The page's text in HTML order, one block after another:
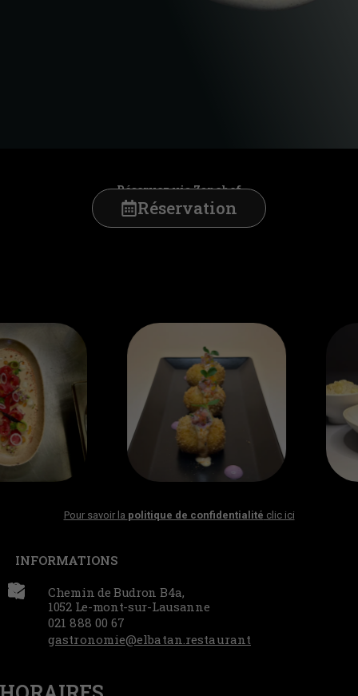
Réservez via Zanchef
Réservation
Pour savoir la politique de confidentialité clic ici
INFORMATIONS
Chemin de Budron B4a,
1052 Le-mont-sur-Lausanne
021 888 00 67
gastronomie@elbatan.restaurant